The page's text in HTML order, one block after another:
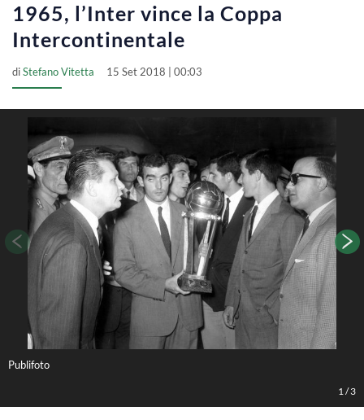
1965, l’Inter vince la Coppa
Intercontinentale
diStefano Vitetta 15 Set 2018 | 00:03
Publifoto
1 /3